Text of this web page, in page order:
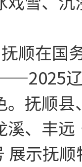
顺在国
辽
。抚顺县
溪、丰
展示抚顺